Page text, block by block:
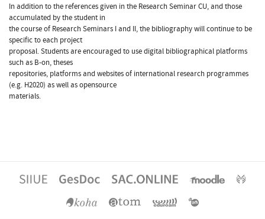
In addition to the references given in the Research Seminar CU, and those
accumulated by the student in
the course of Research Seminars I and II, the bibliography will continue to be
specific to each project
proposal. Students are encouraged to use digital bibliographical platforms
such as B-on, theses
repositories, platforms and websites of international research programmes
(e.g. H2020) as well as opensource
materials.